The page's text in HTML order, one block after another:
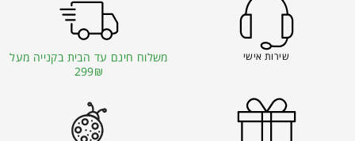
שירות אישי
משלוח חינם עד הבית בקנייה מעל
299₪